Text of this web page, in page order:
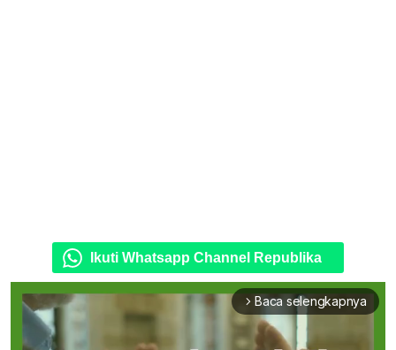
Ikuti Whatsapp Channel Republika
arrow_forward_ios Baca selengkapnya